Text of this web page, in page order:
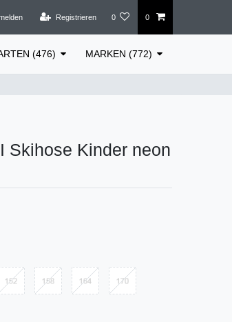
Registrieren 0 0
(476) MARKEN (772)
Skihose Kinder neon